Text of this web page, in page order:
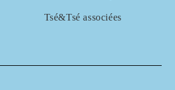
Tsé&Tsé associées